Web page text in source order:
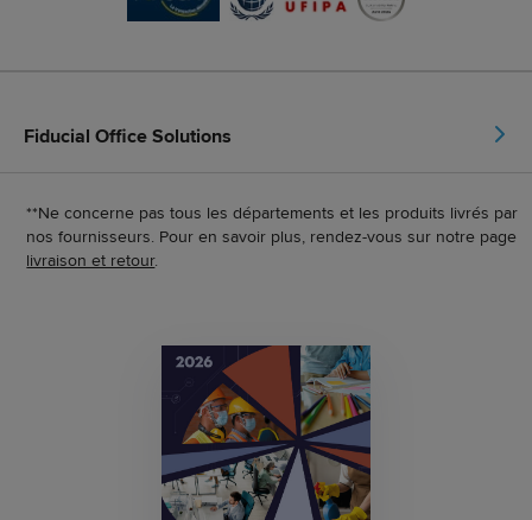
Fiducial Office Solutions
**Ne concerne pas tous les départements et les produits livrés par
nos fournisseurs. Pour en savoir plus, rendez-vous sur notre page
livraison et retour.